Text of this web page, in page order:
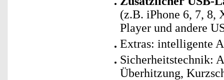
(z.B. iPhone 6, 7, 8,
Player und andere
Extras: intelligente
Sicherheitstechnik:
Überhitzung,